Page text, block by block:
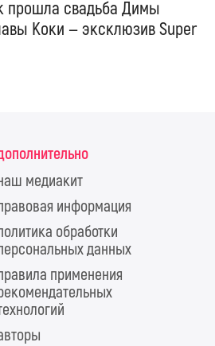
прошла свадьба Димы
Коки — эксклюзив Super
медиакит
информация
обработки
данных
применения